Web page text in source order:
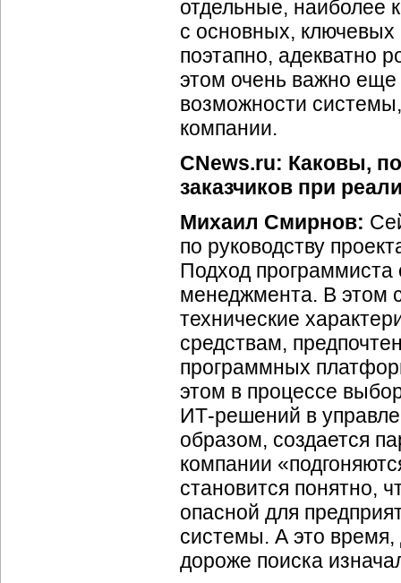
отдельные, наиболее
с основных,
поэтапно, адекватно
этом очень важно
возможности
компании.
CNews.ru: Каковы,
заказчиков при
Михаил Смирнов:
по руководству
Подход программиста
менеджмента. В этом
технические
средствам,
программных
этом в процессе
ИТ-решений в
образом, создается
компании
становится понятно,
опасной для
системы. А это время,
дороже поиска